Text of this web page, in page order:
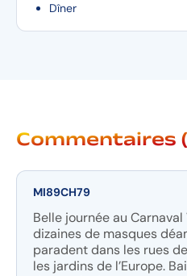
Dîner
Commentaires
MI89CH79
Belle journée au
dizaines de masques
paradent dans les rues
les jardins de l’Europe.